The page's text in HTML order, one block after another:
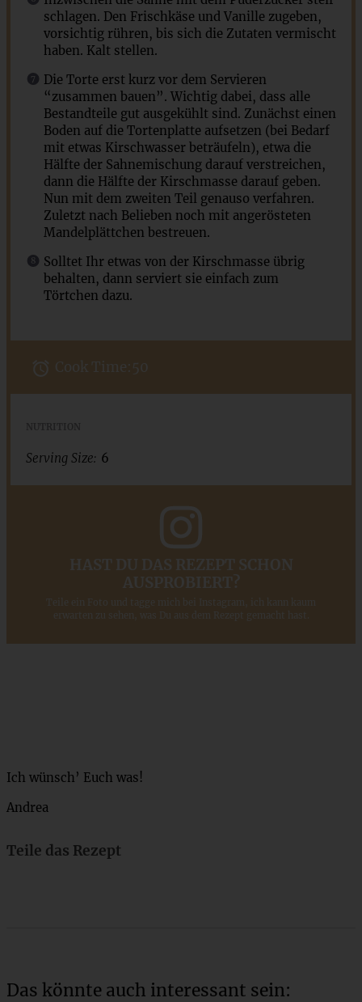
schlagen. Den Frischkäse und Vanille zugeben,
vorsichtig rühren, bis sich die Zutaten vermischt
haben. Kalt stellen.
Die Torte erst kurz vor dem Servieren
“zusammen bauen”. Wichtig dabei, dass alle
Bestandteile gut ausgekühlt sind. Zunächst einen
Boden auf die Tortenplatte aufsetzen (bei Bedarf
mit etwas Kirschwasser beträufeln), etwa die
Hälfte der Sahnemischung darauf verstreichen,
dann die Hälfte der Kirschmasse darauf geben.
Nun mit dem zweiten Teil genauso verfahren.
Zuletzt nach Belieben noch mit angerösteten
Mandelplättchen bestreuen.
Solltet Ihr etwas von der Kirschmasse übrig
behalten, dann serviert sie einfach zum
Törtchen dazu.
Cook Time: 50
Serving Size: 6
HAST DU DAS REZEPT SCHON
AUSPROBIERT?
Teile ein Foto und tagge mich bei Instagram, ich kann kaum
erwarten zu sehen, was Du aus dem Rezept gemacht hast.
Ich wünsch’ Euch was!
Andrea
Teile das Rezept
Das könnte auch interessant sein: